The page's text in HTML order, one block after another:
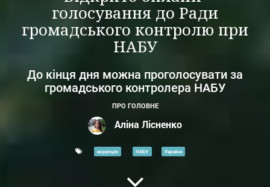
голосування до Ради
громадського контролю при
НАБУ
До кінця дня можна проголосувати за
громадського контролера НАБУ
ПРО ГОЛОВНЕ
Аліна Лісненко
корупція НАБУ Україна